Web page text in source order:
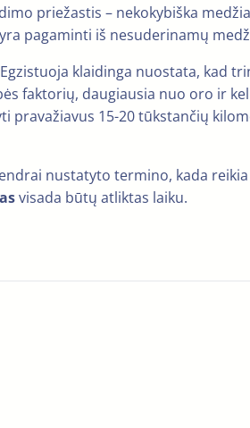
priežastis – nekokybiška
pagaminti iš nesuderinamų
klaidinga nuostata, kad
faktorių, daugiausia nuo oro ir
pravažiavus 15-20 tūkstančių
nustatyto termino, kada
visada būtų atliktas laiku.